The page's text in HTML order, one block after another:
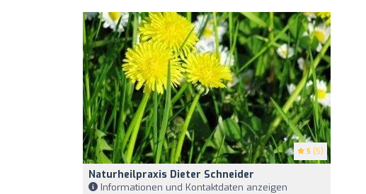
5 (5)
Naturheilpraxis Dieter Schneider
Informationen und Kontaktdaten anzeigen